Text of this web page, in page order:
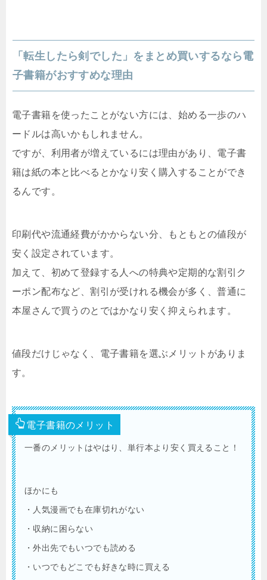
「転生したら剣でした」をまとめ買いするなら電
子書籍がおすすめな理由
電子書籍を使ったことがない方には、始める一歩のハ
ードルは高いかもしれません。
ですが、利用者が増えているには理由があり、電子書
籍は紙の本と比べるとかなり安く購入することができ
るんです。
印刷代や流通経費がかからない分、もともとの値段が
安く設定されています。
加えて、初めて登録する人への特典や定期的な割引ク
ーポン配布など、割引が受けれる機会が多く、普通に
本屋さんで買うのとではかなり安く抑えられます。
値段だけじゃなく、電子書籍を選ぶメリットがありま
す。
電子書籍のメリット
一番のメリットはやはり、単行本より安く買えること！
ほかにも
・人気漫画でも在庫切れがない
・収納に困らない
・外出先でもいつでも読める
・いつでもどこでも好きな時に買える